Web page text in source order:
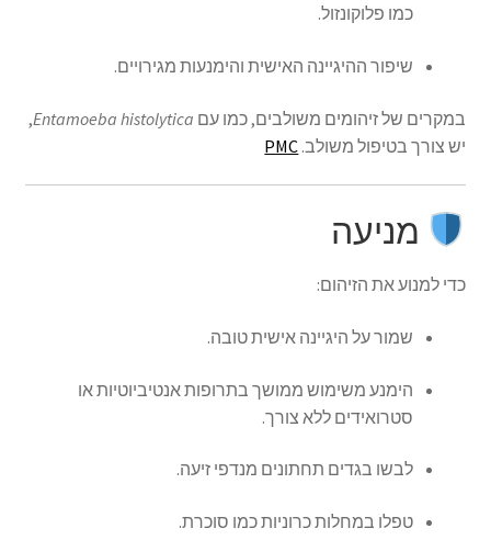
כמו פלוקונזול.
שיפור ההיגיינה האישית והימנעות מגירויים.
במקרים של זיהומים משולבים, כמו עם Entamoeba histolytica
,
יש צורך בטיפול משולב. PMC
מניעה
כדי למנוע את הזיהום:
שמור על היגיינה אישית טובה.
הימנע משימוש ממושך בתרופות אנטיביוטיות או
סטרואידים ללא צורך.
לבשו בגדים תחתונים מנדפי זיעה.
טפלו במחלות כרוניות כמו סוכרת.